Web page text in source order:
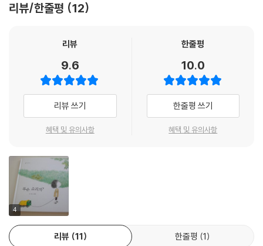
지으려나 봐요. 사륵사륵 고양이가 모래에 등 부비는 소리도 들립니다.
머니들이 ‘하하하 호호호’ 웃으며 나들이 가는 소리가 들리고, 다리 밑에서
우 후, 후우 후 부들 씨앗은 바람을 타고 날아가면서 어떤 소리를 낼까요?
엄마는 알까요? 아빠는 알까요? 이 모든 소리가 어디서 오는지.
함박웃음을 지은 채 잔디밭에 누워 있는 아이의 모습에서 저도 모르게 마
음이 행복해지는 건 왜일까요?
요즘 아이들은 자연을 경험할 기회가 많지 않습니다. 풀과 모래를 밟으며
뛰어놀기보다는 의자에 앉아 무엇인가를 배우고 익히는 데 시간을 들이지
요. 노는 시간에도 혼자 장난감놀이를 하거나 텔레비전, 스마트폰에 푹 빠
져 있을 때가 많습니다. 아이들이 우르르 몰려다니며 나비와 잠자리를 잡
으러 다니는 모습을 이제는 보기 어렵습니다. 어쩌다 우리 아이들은 아이
다운 모습을 잃어버린 걸까요?
리뷰/한줄평 12
리뷰
9.6
리뷰 쓰기
혜택 및 유의사항
한줄평
10.0
한줄평 쓰기
혜택 및 유의사항
4
리뷰 11 한줄평 1